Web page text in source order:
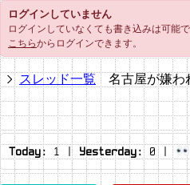
ログインしていません
ログインしていなくても書き込みは可能で
こちらからログインできます。
スレッド一覧 名古屋が嫌わ
Today: 1 | Yesterday:0 |